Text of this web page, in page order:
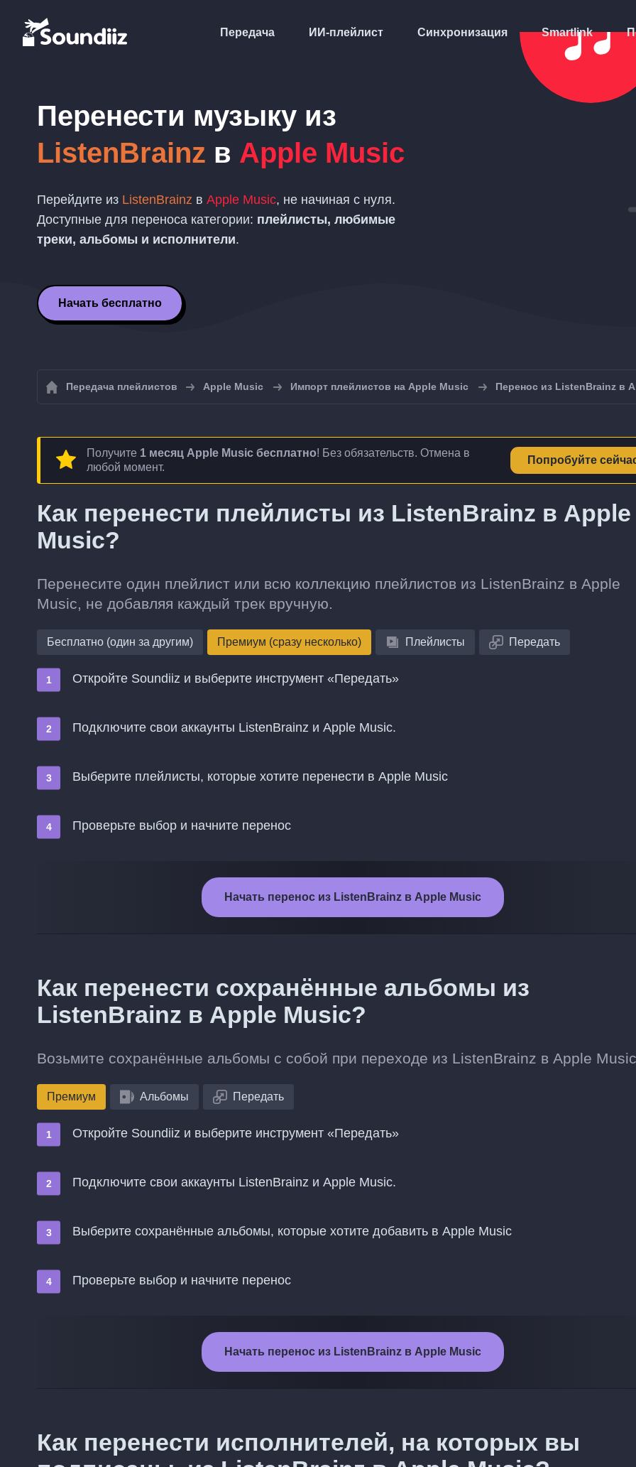
Передача ИИ-плейлист Синхронизация Smartlink
Перенести музыку из
ListenBrainz в Apple Music
Перейдите из ListenBrainz в Apple Music, не начиная с нуля.
Доступные для переноса категории: плейлисты, любимые
треки, альбомы и исполнители.
Начать бесплатно
Передача плейлистов Apple Music Импорт плейлистов на Apple Music Перенос из ListenBrainz в
Получите 1 месяц Apple Music бесплатно! Без обязательств. Отмена в
любой момент.
Попробуйте
Как перенести плейлисты из ListenBrainz в Apple
Music?
Перенесите один плейлист или всю коллекцию плейлистов из ListenBrainz в Apple
Music, не добавляя каждый трек вручную.
Бесплатно (один за другим) Премиум (сразу несколько) Плейлисты Передать
Откройте Soundiiz и выберите инструмент «Передать»
Подключите свои аккаунты ListenBrainz и Apple Music.
Выберите плейлисты, которые хотите перенести в Apple Music
Проверьте выбор и начните перенос
Начать перенос из ListenBrainz в Apple Music
Как перенести сохранённые альбомы из
ListenBrainz в Apple Music?
Возьмите сохранённые альбомы с собой при переходе из ListenBrainz в Apple
Премиум Альбомы Передать
Откройте Soundiiz и выберите инструмент «Передать»
Подключите свои аккаунты ListenBrainz и Apple Music.
Выберите сохранённые альбомы, которые хотите добавить в Apple Music
Проверьте выбор и начните перенос
Начать перенос из ListenBrainz в Apple Music
Как перенести исполнителей, на которых вы